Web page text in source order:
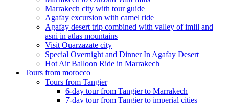
Marrakech city with tour guide
Agafay excursion with camel ride
Agafay desert trip combined with valley of imlil and
asni in atlas mountains
Visit Ouarzazate city
Special Overnight and Dinner In Agafay Desert
Hot Air Balloon Ride in Marrakech
Tours from morocco
Tours from Tangier
6-day tour from Tangier to Marrakech
7-day tour from Tangier to imperial cities